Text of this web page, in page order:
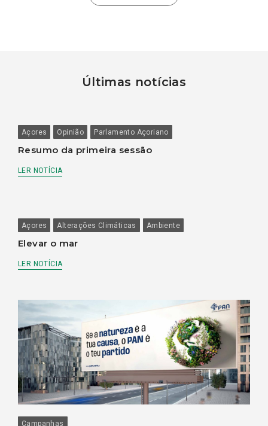
Últimas notícias
Açores Opinião Parlamento Açoriano
Resumo da primeira sessão
LER NOTÍCIA
Açores Alterações Climáticas Ambiente
Elevar o mar
LER NOTÍCIA
Campanhas